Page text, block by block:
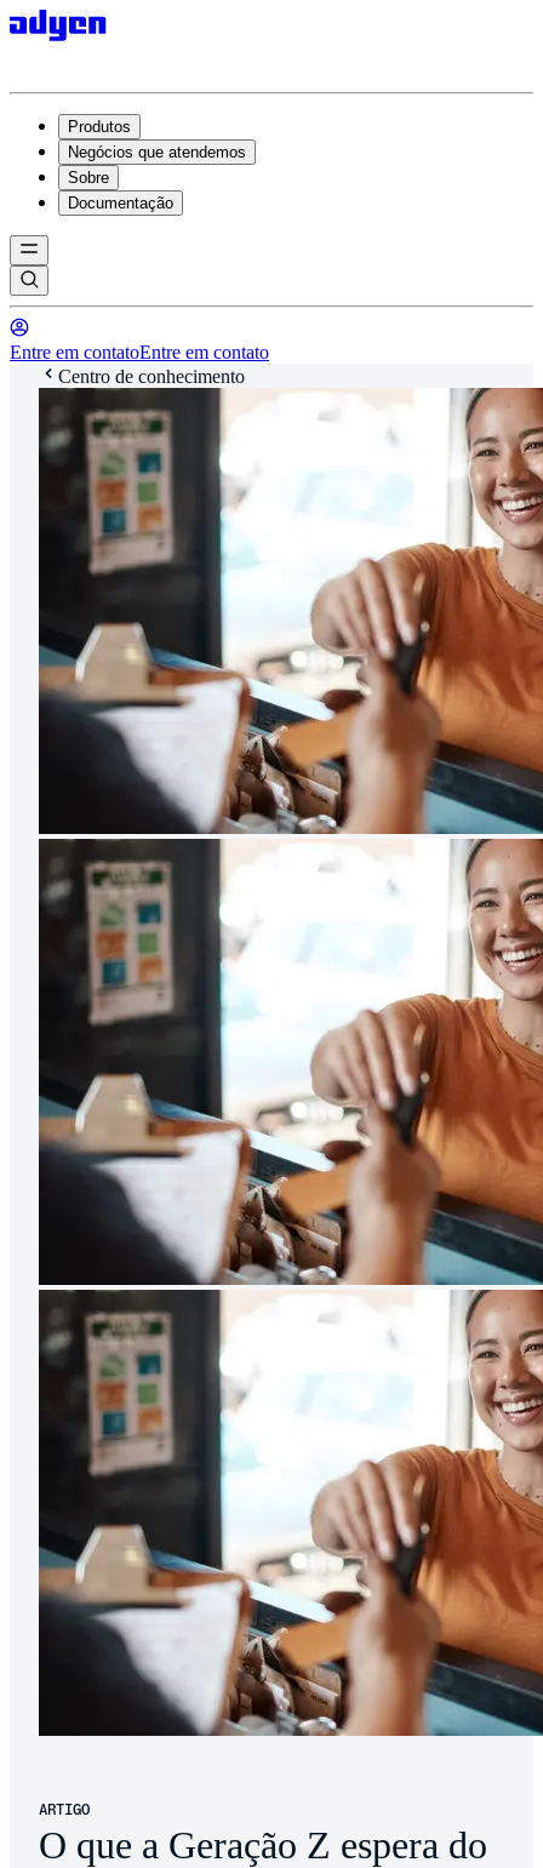
Produtos
Negócios que atendemos
Sobre
Documentação
Entre em contatoEntre em contato
Centro de conhecimento
ARTIGO
O que a Geração Z espera do